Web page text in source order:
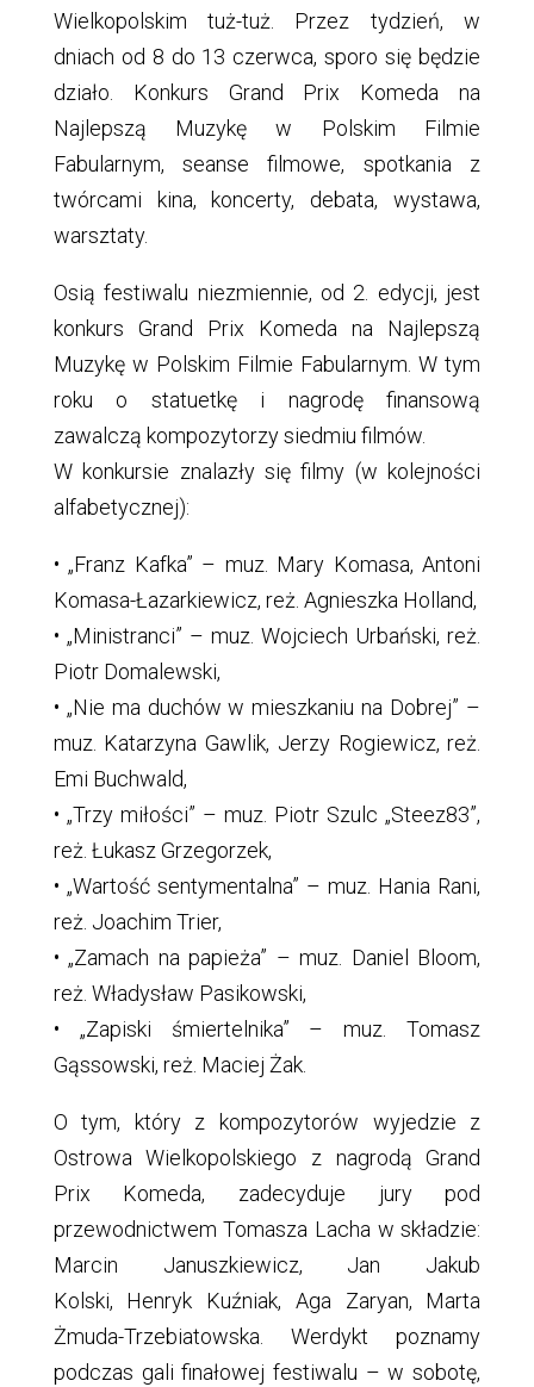
Wielkopolskim tuż-tuż. Przez tydzień, w
dniach od 8 do 13 czerwca, sporo się będzie
działo. Konkurs Grand Prix Komeda na
Najlepszą Muzykę w Polskim Filmie
Fabularnym, seanse filmowe, spotkania z
twórcami kina, koncerty, debata, wystawa,
warsztaty.
Osią festiwalu niezmiennie, od 2. edycji, jest
konkurs Grand Prix Komeda na Najlepszą
Muzykę w Polskim Filmie Fabularnym. W tym
roku o statuetkę i nagrodę finansową
zawalczą kompozytorzy siedmiu filmów.
W konkursie znalazły się filmy (w kolejności
alfabetycznej):
• „Franz Kafka” – muz. Mary Komasa, Antoni
Komasa-Łazarkiewicz, reż. Agnieszka Holland,
• „Ministranci” – muz. Wojciech Urbański, reż.
Piotr Domalewski,
• „Nie ma duchów w mieszkaniu na Dobrej” –
muz. Katarzyna Gawlik, Jerzy Rogiewicz, reż.
Emi Buchwald,
• „Trzy miłości” – muz. Piotr Szulc „Steez83”,
reż. Łukasz Grzegorzek,
• „Wartość sentymentalna” – muz. Hania Rani,
reż. Joachim Trier,
• „Zamach na papieża” – muz. Daniel Bloom,
reż. Władysław Pasikowski,
• „Zapiski śmiertelnika” – muz. Tomasz
Gąssowski, reż. Maciej Żak.
O tym, który z kompozytorów wyjedzie z
Ostrowa Wielkopolskiego z nagrodą Grand
Prix Komeda, zadecyduje jury pod
przewodnictwem Tomasza Lacha w składzie:
Marcin Januszkiewicz, Jan Jakub
Kolski, Henryk Kuźniak, Aga Zaryan, Marta
Żmuda-Trzebiatowska. Werdykt poznamy
podczas gali finałowej festiwalu – w sobotę,